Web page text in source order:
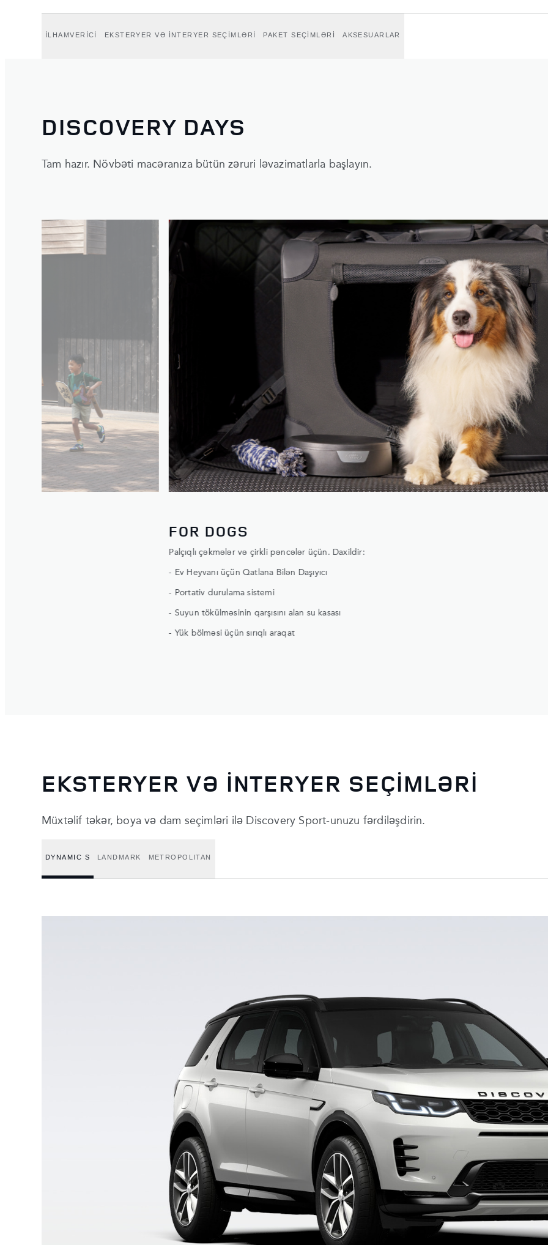
İLHAMVERİCİ EKSTERYER VƏ İNTERYER SEÇİMLƏRİ PAKET SEÇİMLƏRİ AKSESUARLAR
DISCOVERY DAYS
Tam hazır. Növbəti macəranıza bütün zəruri ləvazimatlarla başlayın.
FOR DOGS
Palçıqlı çəkmələr və çirkli pəncələr üçün. Daxildir:
- Ev Heyvanı üçün Qatlana Bilən Daşıyıcı
- Portativ durulama sistemi
- Suyun tökülməsinin qarşısını alan su kasası
- Yük bölməsi üçün sırıqlı araqat
EKSTERYER VƏ İNTERYER SEÇİMLƏRİ
Müxtəlif təkər, boya və dam seçimləri ilə Discovery Sport-unuzu fərdiləşdirin.
DYNAMIC S LANDMARK METROPOLITAN